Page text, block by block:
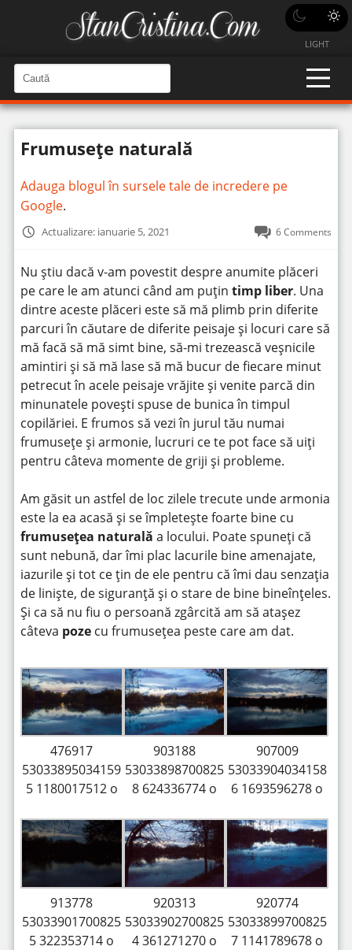
LIGHT
a
u
t
n
C
a
u
î
n
t
Frumuseţe naturală
Adauga blogul în sursele tale de incredere pe
Google.
Actualizare: ianuarie 5, 2021 6 Comments
Nu știu dacă v-am povestit despre anumite plăceri
pe care le am atunci când am puțin timp liber. Una
dintre aceste plăceri este să mă plimb prin diferite
parcuri în căutare de diferite peisaje și locuri care să
mă facă să mă simt bine, să-mi trezească veșnicile
amintiri și să mă lase să mă bucur de fiecare minut
petrecut în acele peisaje vrăjite și venite parcă din
minunatele povești spuse de bunica în timpul
copilăriei. E frumos să vezi în jurul tău numai
frumusețe și armonie, lucruri ce te pot face să uiți
pentru câteva momente de griji și probleme.
Am găsit un astfel de loc zilele trecute unde armonia
este la ea acasă și se împletește foarte bine cu
frumusețea naturală a locului. Poate spuneți că
sunt nebună, dar îmi plac lacurile bine amenajate,
iazurile și tot ce țin de ele pentru că îmi dau senzația
de liniște, de siguranță și o stare de bine bineînțeles.
Și ca să nu fiu o persoană zgârcită am să atașez
câteva pozecu frumusețea peste care am dat.
476917
53033895034159
5 1180017512 o
903188
53033898700825
8 624336774 o
907009
53033904034158
6 1693596278 o
913778
53033901700825
5 322353714 o
920313
53033902700825
4 361271270 o
920774
53033899700825
7 1141789678 o